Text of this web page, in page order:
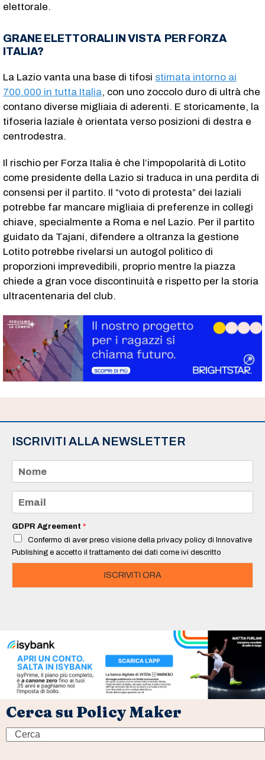
elettorale.
GRANE ELETTORALI IN VISTA PER FORZA
ITALIA?
La Lazio vanta una base di tifosi stimata intorno ai
700.000 in tutta Italia, con uno zoccolo duro di ultrà che
contano diverse migliaia di aderenti. E storicamente, la
tifoseria laziale è orientata verso posizioni di destra e
centrodestra.
Il rischio per Forza Italia è che l’impopolarità di Lotito
come presidente della Lazio si traduca in una perdita di
consensi per il partito. Il “voto di protesta” dei laziali
potrebbe far mancare migliaia di preferenze in collegi
chiave, specialmente a Roma e nel Lazio. Per il partito
guidato da Tajani, difendere a oltranza la gestione
Lotito potrebbe rivelarsi un autogol politico di
proporzioni imprevedibili, proprio mentre la piazza
chiede a gran voce discontinuità e rispetto per la storia
ultracentenaria del club.
ISCRIVITI ALLA NEWSLETTER
m
e
a
i
*
GDPR Agreement *
Confermo di aver preso visione della privacy policy di Innovative
Publishing e accetto il trattamento dei dati come ivi descritto
ISCRIVITI ORA
Cerca su Policy Maker
Search